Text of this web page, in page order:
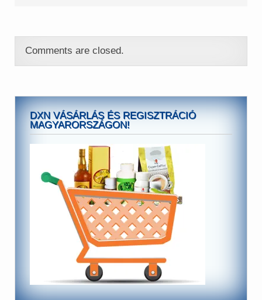
Comments are closed.
DXN VÁSÁRLÁS ÉS REGISZTRÁCIÓ
MAGYARORSZÁGON!